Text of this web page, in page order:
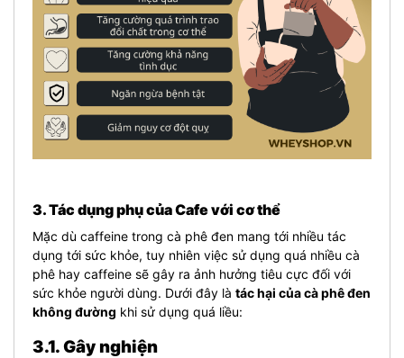
3. Tác dụng phụ của Cafe với cơ thể
Mặc dù caffeine trong cà phê đen mang tới nhiều tác
dụng tới sức khỏe, tuy nhiên việc sử dụng quá nhiều cà
phê hay caffeine sẽ gây ra ảnh hưởng tiêu cực đối với
sức khỏe người dùng. Dưới đây là tác hại của cà phê đen
không đường khi sử dụng quá liều:
3.1. Gây nghiện